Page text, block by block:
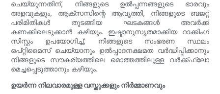
ചെയ്യുന്നതിന്, നിങ്ങളുടെ ഉൽപ്പന്നങ്ങളുടെ ഭാരവും
അളവുകളും, ആക്‌സസിന്റെ ആവൃത്തി, നിങ്ങളുടെ ബജറ്റ്
പരിമിതികൾ തുടങ്ങിയ ഘടകങ്ങൾ അവർക്ക്
കണക്കിലെടുക്കാൻ കഴിയും. ഇഷ്ടാനുസൃതമാക്കിയ റാക്കിംഗ്
സിസ്റ്റം ഉപയോഗിച്ച്, നിങ്ങളുടെ സംഭരണ സ്ഥലം
ഒപ്റ്റിമൈസ് ചെയ്യാനും ഉൽപ്പാദനക്ഷമത വർദ്ധിപ്പിക്കാനും
നിങ്ങളുടെ സൗകര്യത്തിലെ മൊത്തത്തിലുള്ള വർക്ക്ഫ്ലോ
മെച്ചപ്പെടുത്താനും കഴിയും.
ഉയർന്ന നിലവാരമുള്ള വസ്തുക്കളും നിർമ്മാണവും